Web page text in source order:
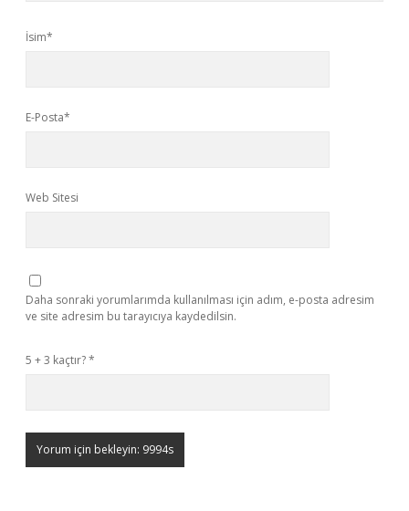
İsim*
E-Posta*
Web Sitesi
Daha sonraki yorumlarımda kullanılması için adım, e-posta adresim
ve site adresim bu tarayıcıya kaydedilsin.
5 + 3 kaçtır?*